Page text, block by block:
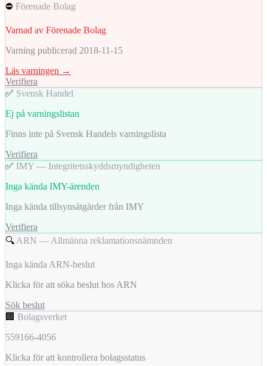
⛔ Förenade Bolag
Varnad av Förenade Bolag
Varning publicerad 2018-11-15
Läs varningen →
Verifiera
✅ Svensk Handel
Ej på varningslistan
Finns inte på Svensk Handels varningslista
Verifiera
✅ IMY — Integritetsskyddsmyndigheten
Inga kända IMY-ärenden
Inga kända tillsynsåtgärder från IMY
Verifiera
🔍 ARN — Allmänna reklamationsnämnden
Inga kända ARN-beslut
Klicka för att söka beslut hos ARN
Sök beslut
🏢 Bolagsverket
559166-4056
Klicka för att kontrollera bolagsstatus